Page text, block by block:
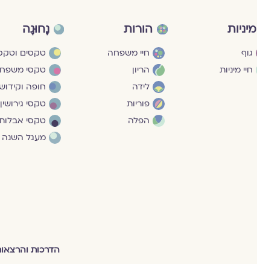
מיניות
גוף
חיי מיניות
הורות
חיי משפחה
הריון
לידה
פוריות
הפלה
נָחוּגָה
טקסים
טקסי
חופה
טקסי גירושין
טקסי
מעגל השנה
הדרכות